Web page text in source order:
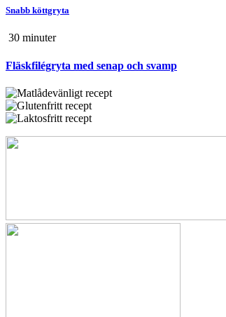
Snabb köttgryta
30 minuter
Fläskfilégryta med senap och svamp